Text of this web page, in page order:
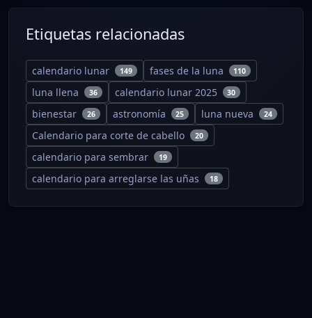
Etiquetas relacionadas
calendario lunar 149 fases de la luna 110
luna llena 36 calendario lunar 2025 30
bienestar 26 astronomía 25 luna nueva 24
Calendario para corte de cabello 20
calendario para sembrar 19
calendario para arreglarse las uñas 18